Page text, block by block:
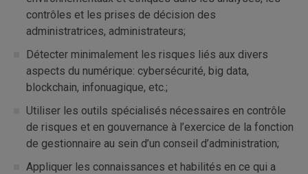
contrôles et les prises de décision des
administratrices, administrateurs;
Détecter minimalement les risques liés aux divers
aspects du numérique: cybersécurité, big data,
blockchain, infonuagique, etc.;
Utiliser les outils spécialisés nécessaires en contrôle
de risques et en gouvernance à l’exercice de la fonction
de gestionnaire au sein d’un conseil d’administration;
Appliquer les connaissances et habilités en ce qui a